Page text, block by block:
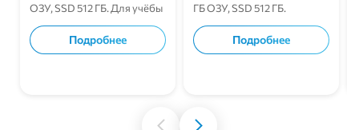
ОЗУ, SSD 512 ГБ. Для учёбы
Подробнее
ГБ ОЗУ, SSD 512 ГБ.
Подробнее